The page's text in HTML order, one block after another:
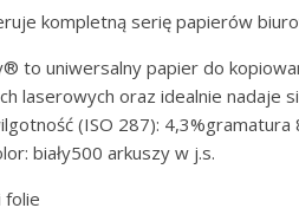
kompletną serię papierów
to uniwersalny papier do
laserowych oraz idealnie nadaje
(ISO 287): 4,3%gramatura
biały500 arkuszy w j.s.
folie